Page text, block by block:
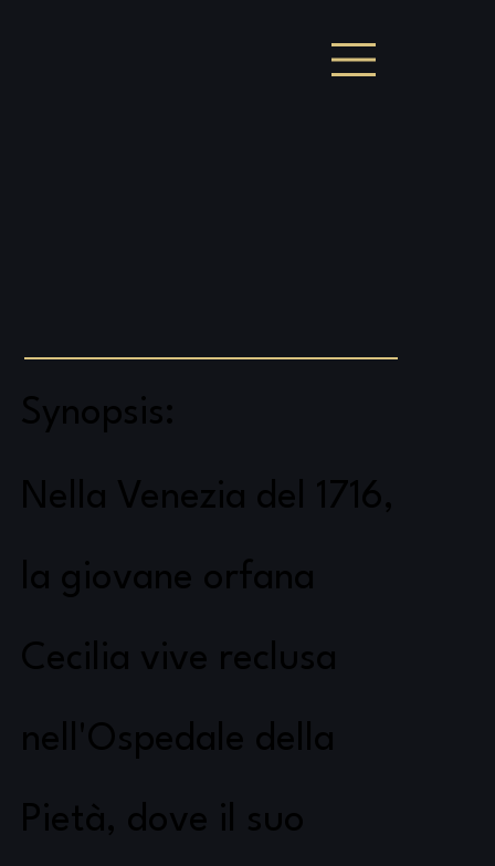
Synopsis:
Nella Venezia del 1716,
la giovane orfana
Cecilia vive reclusa
nell'Ospedale della
Pietà, dove il suo